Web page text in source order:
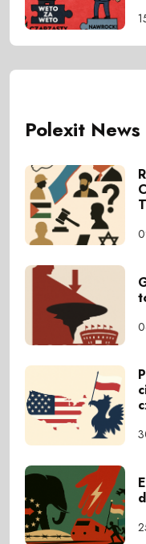
Polexit News